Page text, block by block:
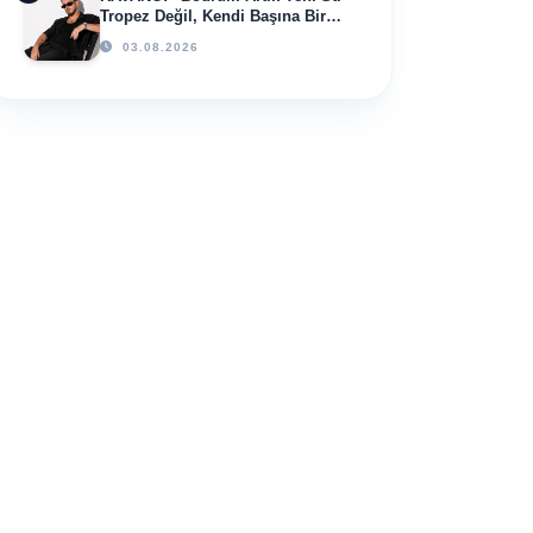
Tropez Değil, Kendi Başına Bir
Referans”
03.08.2026